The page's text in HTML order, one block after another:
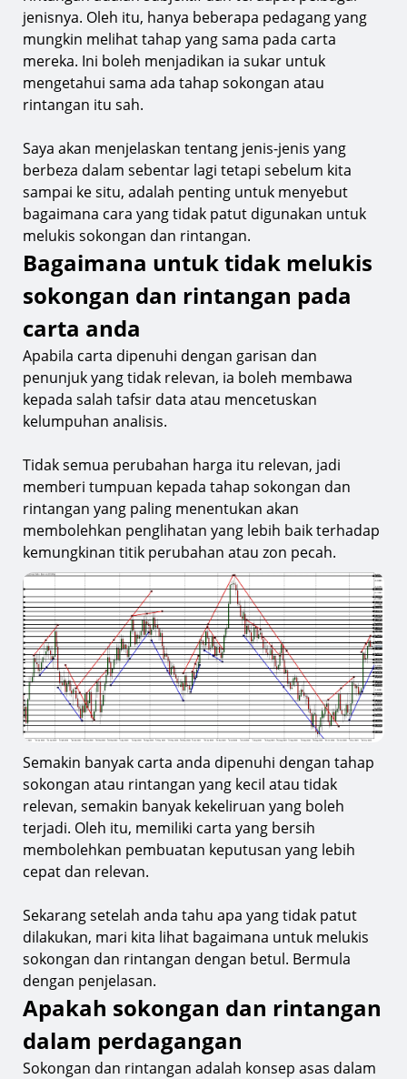
jenisnya. Oleh itu, hanya beberapa pedagang yang
mungkin melihat tahap yang sama pada carta
mereka. Ini boleh menjadikan ia sukar untuk
mengetahui sama ada tahap sokongan atau
rintangan itu sah.
Saya akan menjelaskan tentang jenis-jenis yang
berbeza dalam sebentar lagi tetapi sebelum kita
sampai ke situ, adalah penting untuk menyebut
bagaimana cara yang tidak patut digunakan untuk
melukis sokongan dan rintangan.
Bagaimana untuk tidak melukis
sokongan dan rintangan pada
carta anda
Apabila carta dipenuhi dengan garisan dan
penunjuk yang tidak relevan, ia boleh membawa
kepada salah tafsir data atau mencetuskan
kelumpuhan analisis.
Tidak semua perubahan harga itu relevan, jadi
memberi tumpuan kepada tahap sokongan dan
rintangan yang paling menentukan akan
membolehkan penglihatan yang lebih baik terhadap
kemungkinan titik perubahan atau zon pecah.
Semakin banyak carta anda dipenuhi dengan tahap
sokongan atau rintangan yang kecil atau tidak
relevan, semakin banyak kekeliruan yang boleh
terjadi. Oleh itu, memiliki carta yang bersih
membolehkan pembuatan keputusan yang lebih
cepat dan relevan.
Sekarang setelah anda tahu apa yang tidak patut
dilakukan, mari kita lihat bagaimana untuk melukis
sokongan dan rintangan dengan betul. Bermula
dengan penjelasan.
Apakah sokongan dan rintangan
dalam perdagangan
Sokongan dan rintangan adalah konsep asas dalam